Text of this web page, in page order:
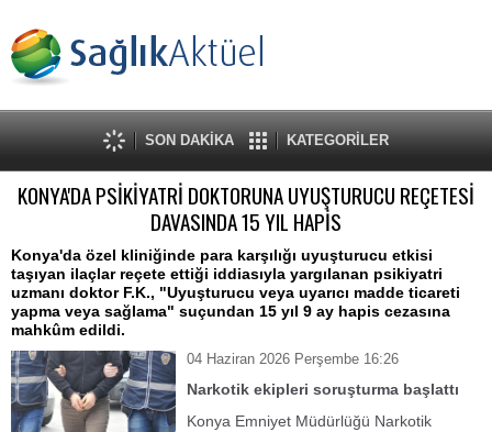
SON DAKİKA KATEGORİLER
KONYA'DA PSİKİYATRİ DOKTORUNA UYUŞTURUCU REÇETESİ
DAVASINDA 15 YIL HAPİS
Konya'da özel kliniğinde para karşılığı uyuşturucu etkisi
taşıyan ilaçlar reçete ettiği iddiasıyla yargılanan psikiyatri
uzmanı doktor F.K., "Uyuşturucu veya uyarıcı madde ticareti
yapma veya sağlama" suçundan 15 yıl 9 ay hapis cezasına
mahkûm edildi.
04 Haziran 2026 Perşembe 16:26
Narkotik ekipleri soruşturma başlattı
Konya Emniyet Müdürlüğü Narkotik